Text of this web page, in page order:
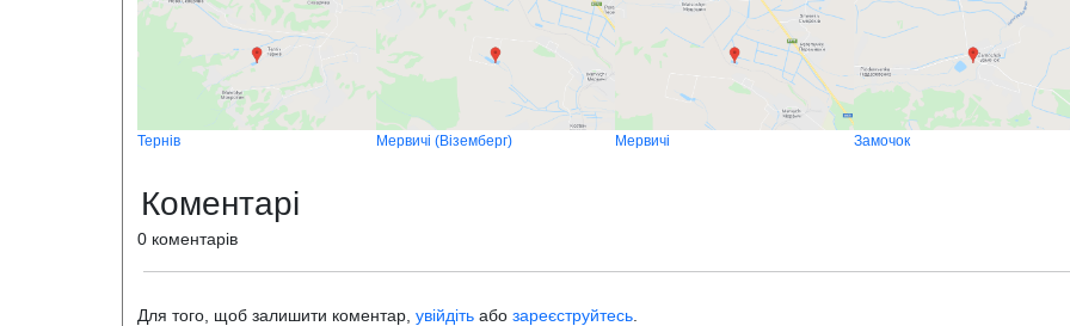
Тернів Мервичі (Віземберг) Мервичі Замочок
Коментарі
0 коментарів
Для того, щоб залишити коментар, увійдіть або зареєструйтесь